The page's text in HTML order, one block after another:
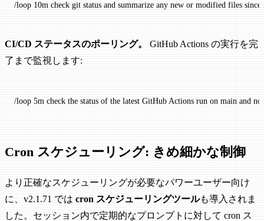
/loop 10m check git status and summarize any new or modified files since
CI/CD ステータスのポーリング。
GitHub Actions の実行を完
了まで監視します:
/loop 5m check the status of the latest GitHub Actions run on main and
Cron スケジューリング: きめ細かな制御
より正確なスケジューリングが必要なパワーユーザー向け
に、v2.1.71 では cron スケジューリングツールも導入されま
した。セッション内で定期的なプロンプトに対して cron ス